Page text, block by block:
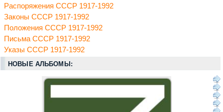
Распоряжения СССР 1917-1992
Законы СССР 1917-1992
Положения СССР 1917-1992
Письма СССР 1917-1992
Указы СССР 1917-1992
НОВЫЕ АЛЬБОМЫ: